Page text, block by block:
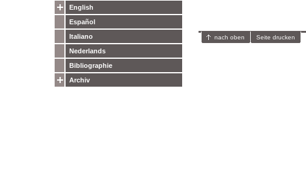
English
Español
Italiano
Nederlands
Bibliographie
Archiv
nach oben Seite drucken